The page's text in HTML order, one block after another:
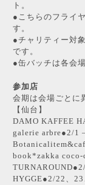
ト。
●こちらのフライ
す。
●チャリティー対
です。
●缶バッチは各会
参加店
会期は会場ごとに
【仙台】
DAMO KAFFEE
galerie arbre●2/1
book*zakka coco-
TURNAROUND
HYGGE●2/22、23